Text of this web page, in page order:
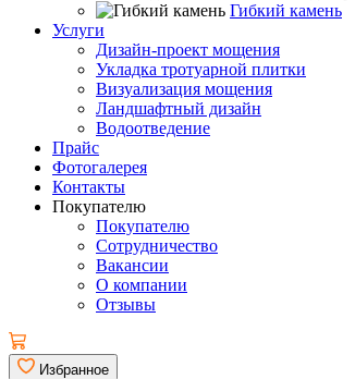
Гибкий камень
Услуги
Дизайн-проект мощения
Укладка тротуарной плитки
Визуализация мощения
Ландшафтный дизайн
Водоотведение
Прайс
Фотогалерея
Контакты
Покупателю
Покупателю
Сотрудничество
Вакансии
О компании
Отзывы
Избранное